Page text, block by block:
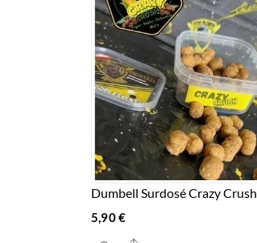
Dumbell Surdosé Crazy Crush
5,90€